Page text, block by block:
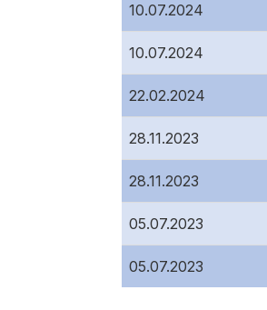
10.07.2024
10.07.2024
22.02.2024
28.11.2023
28.11.2023
05.07.2023
05.07.2023